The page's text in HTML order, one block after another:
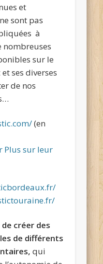
et
sont pas
à
nombreuses
sur le
ses diverses
de nos
(en
Plus sur leur
créer des
de différents
qui